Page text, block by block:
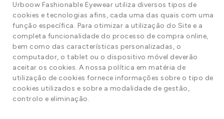
Urboow Fashionable Eyewear utiliza diversos tipos de
cookies e tecnologias afins, cada uma das quais com uma
função específica. Para otimizar a utilização do Site e a
completa funcionalidade do processo de compra online,
bem como das características personalizadas, o
computador, o tablet ou o dispositivo móvel deverão
aceitar os cookies. A nossa política em matéria de
utilização de cookies fornece informações sobre o tipo de
cookies utilizados e sobre a modalidade de gestão,
controlo e eliminação.